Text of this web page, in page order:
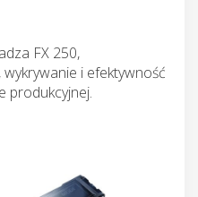
FX 250,
i efektywność
produkcyjnej.